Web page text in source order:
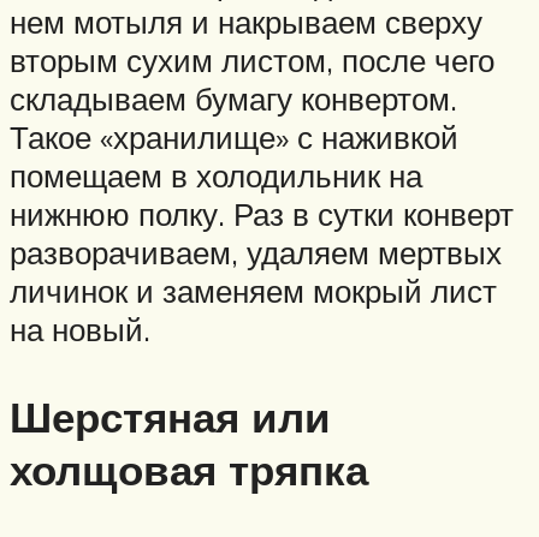
нем мотыля и накрываем сверху
вторым сухим листом, после чего
складываем бумагу конвертом.
Такое «хранилище» с наживкой
помещаем в холодильник на
нижнюю полку. Раз в сутки конверт
разворачиваем, удаляем мертвых
личинок и заменяем мокрый лист
на новый.
Шерстяная или
холщовая тряпка